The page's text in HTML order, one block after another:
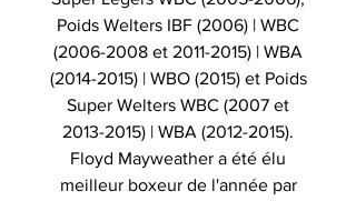
Poids Welters IBF (2006) | WBC
(2006-2008 et 2011-2015) | WBA
(2014-2015) | WBO (2015) et Poids
Super Welters WBC (2007 et
2013-2015) | WBA (2012-2015).
Floyd Mayweather a été élu
meilleur boxeur de l'année par